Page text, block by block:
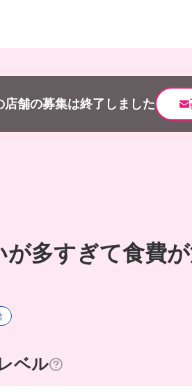
店舗の募集は終了しました
が多すぎて食費
ベル